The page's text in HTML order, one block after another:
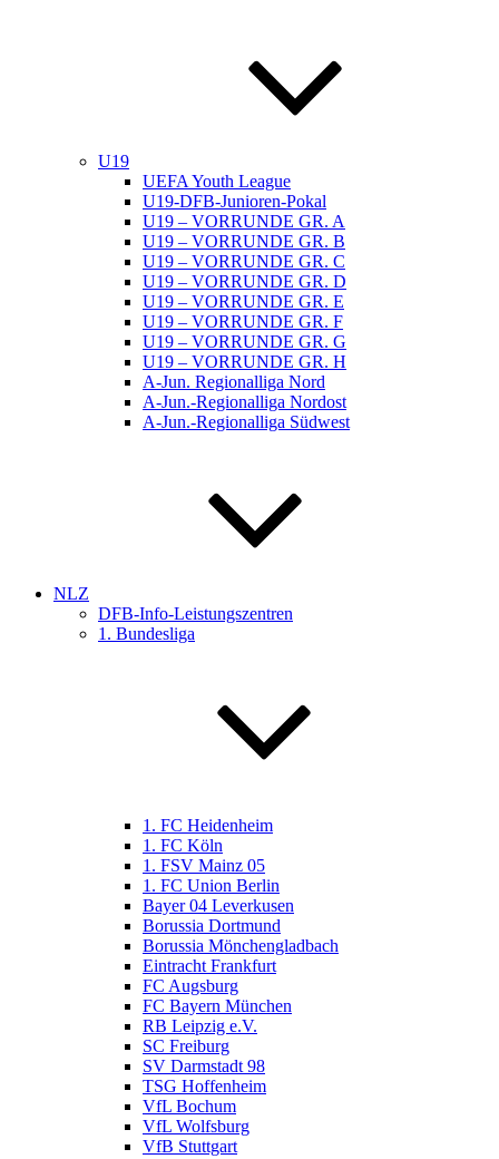
U19
UEFA Youth League
U19-DFB-Junioren-Pokal
U19 – VORRUNDE GR. A
U19 – VORRUNDE GR. B
U19 – VORRUNDE GR. C
U19 – VORRUNDE GR. D
U19 – VORRUNDE GR. E
U19 – VORRUNDE GR. F
U19 – VORRUNDE GR. G
U19 – VORRUNDE GR. H
A-Jun. Regionalliga Nord
A-Jun.-Regionalliga Nordost
A-Jun.-Regionalliga Südwest
NLZ
DFB-Info-Leistungszentren
1. Bundesliga
1. FC Heidenheim
1. FC Köln
1. FSV Mainz 05
1. FC Union Berlin
Bayer 04 Leverkusen
Borussia Dortmund
Borussia Mönchengladbach
Eintracht Frankfurt
FC Augsburg
FC Bayern München
RB Leipzig e.V.
SC Freiburg
SV Darmstadt 98
TSG Hoffenheim
VfL Bochum
VfL Wolfsburg
VfB Stuttgart